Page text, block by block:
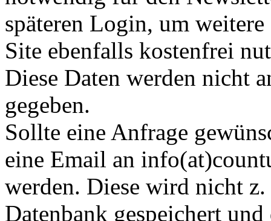
späteren Login, um
Site ebenfalls kostenfrei
Diese Daten werden nicht
gegeben.
Sollte eine Anfrage
eine Email an
werden. Diese wird nicht
Datenbank gespeichert